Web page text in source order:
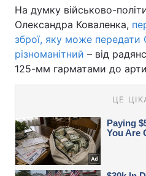
На думку військово-
Олександра Коваленка,
зброї, яку може передати
різноманітний – від
125-мм гарматами до